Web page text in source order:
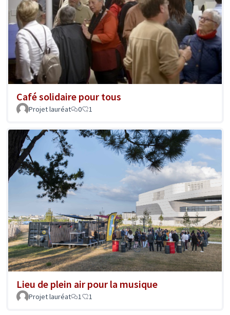
Café solidaire pour tous
Projet lauréat 0 1
Lieu de plein air pour la musique
Projet lauréat 1 1